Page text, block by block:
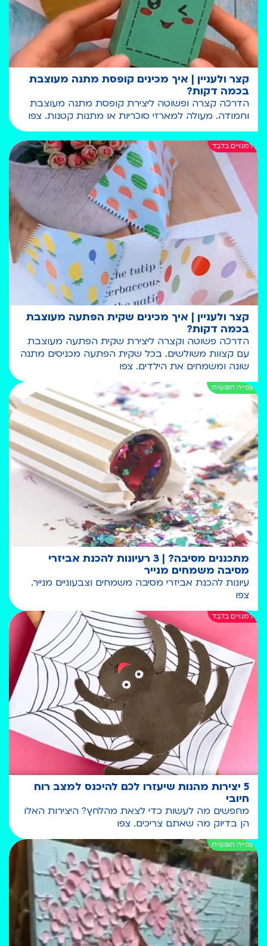
קצר ולעניין | איך מכינים קופסת מתנה מעוצבת
בכמה דקות?
הדרכה קצרה ופשוטה ליצירת קופסת מתנה מעוצבת
וחמודה. מעולה למארזי סוכריות או מתנות קטנות. צפו
קצר ולעניין | איך מכינים שקית הפתעה מעוצבת
בכמה דקות?
הדרכה פשוטה וקצרה ליצירת שקית הפתעה מעוצבת
עם קצוות משולשים. בכל שקית הפתעה מכניסים מתנה
שונה ומשמחים את הילדים. צפו
מתכננים מסיבה? | 3 רעיונות להכנת אביזרי
מסיבה משמחים מנייר
עיונות להכנת אביזרי מסיבה משמחים וצבעוניים מנייר.
צפו
5 יצירות מהנות שיעזרו לכם להיכנס למצב רוח
חיובי
מחפשים מה לעשות כדי לצאת מהלחץ? היצירות האלו
הן בדיוק מה שאתם צריכים. צפו